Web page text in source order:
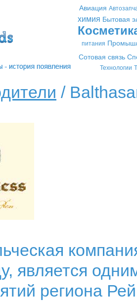
Авиация
химия Бытовая
питания
Сотовая связь
Технологии
/
является
региона